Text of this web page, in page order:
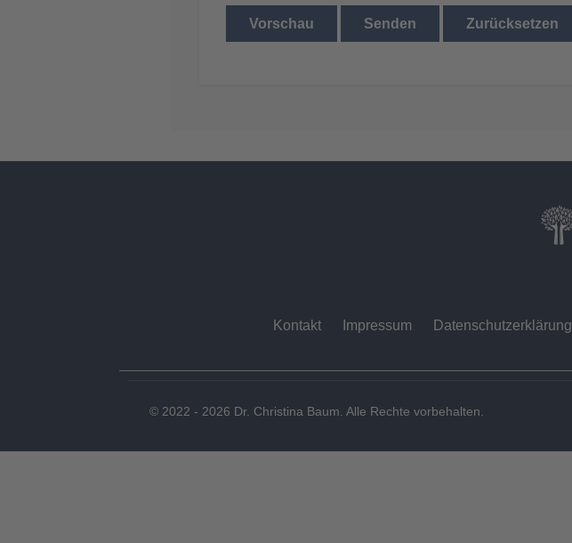
Vorschau Senden Zurücksetzen
Kontakt Impressum Datenschutzerklärung
© 2022 - 2026 Dr. Christina Baum. Alle Rechte vorbehalten.